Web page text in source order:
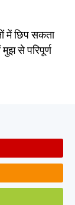
में छिप सकता
से परिपूर्ण